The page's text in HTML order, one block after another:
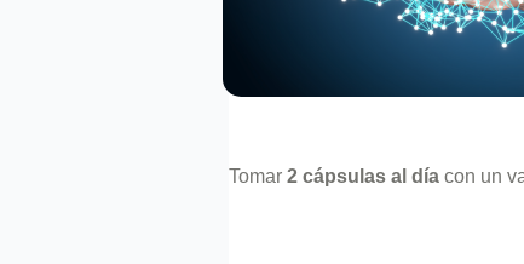
Tomar 2 cápsulas al día con un